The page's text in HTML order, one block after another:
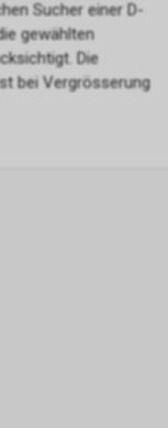
Sucher einer D-
gewählten
Die
bei Vergrösserung
Sie ist